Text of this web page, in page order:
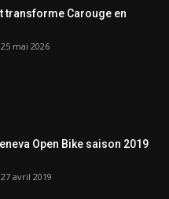
transforme Carouge en
25 mai 2026
Open Bike saison 2019
27 avril 2019